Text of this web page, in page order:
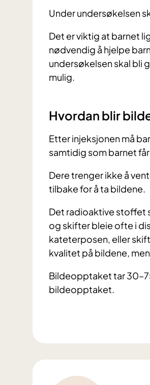
Under undersøkelsen
Det er viktig at barnet
nødvendig å hjelpe
undersøkelsen skal bli
mulig.
Hvordan blir
Etter injeksjonen må
samtidig som barnet
Dere trenger ikke å
tilbake for å ta bildene.
Det radioaktive stoffet
og skifter bleie ofte i
kateterposen, eller
kvalitet på bildene,
Bildeopptaket tar
bildeopptaket.